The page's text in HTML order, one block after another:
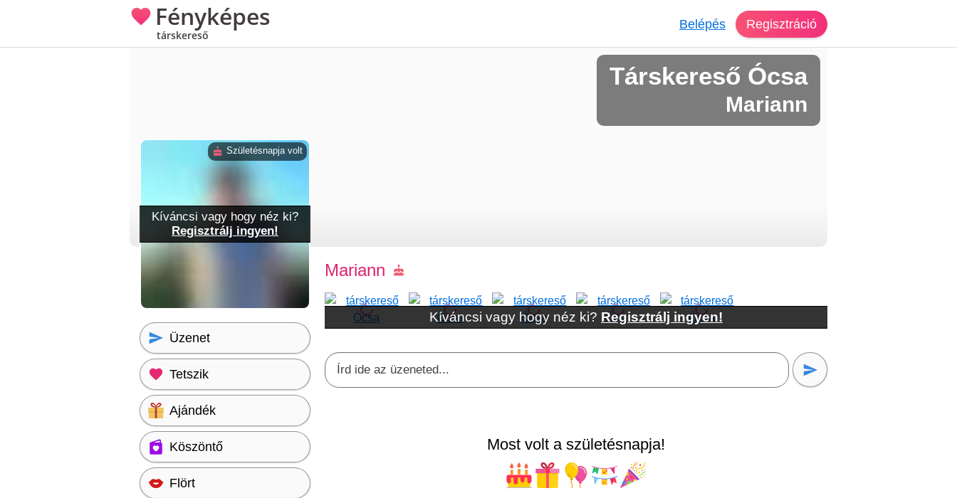
Fényképes
társkereső
Belépés Regisztráció
Társkereső Ócsa
Mariann
Mariann
Kíváncsi vagy hogy néz ki? Regisztrálj ingyen!
Most volt a születésnapja!
Kíváncsi vagy hogy néz ki?
Regisztrálj ingyen!
Születésnapja volt
Üzenet
Tetszik
Ajándék
Köszöntő
Flört